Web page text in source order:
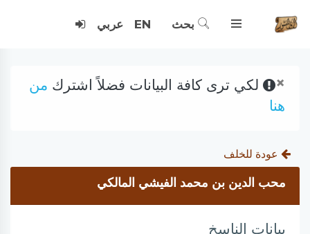
بحث EN عربي
× لكي ترى كافة البيانات فضلاً اشترك من
هنا
عودة للخلف
محب الدين بن محمد الفيشي المالكي
بيانات الناسخ